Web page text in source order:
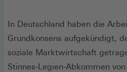
In Deutschland haben die
Grundkonsens aufgekündigt,
soziale Marktwirtschaft
Stinnes-Legien-Abkommen